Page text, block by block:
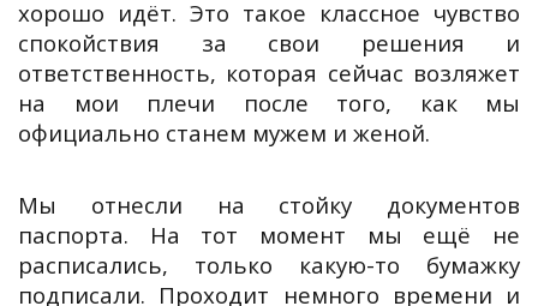
хорошо идёт. Это такое классное чувство
спокойствия за свои решения и
ответственность, которая сейчас возляжет
на мои плечи после того, как мы
официально станем мужем и женой.
Мы отнесли на стойку документов
паспорта. На тот момент мы ещё не
расписались, только какую-то бумажку
подписали. Проходит немного времени и